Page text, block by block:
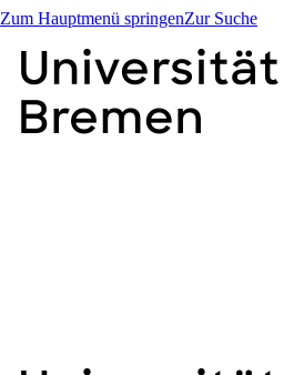
Zum Hauptmenü springenZur Suche